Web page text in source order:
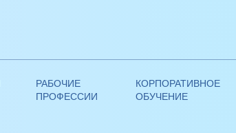
РАБОЧИЕ
ПРОФЕССИИ
КОРПОРАТИВНОЕ
ОБУЧЕНИЕ